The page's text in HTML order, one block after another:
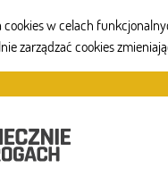
w celach
zarządzać cookies